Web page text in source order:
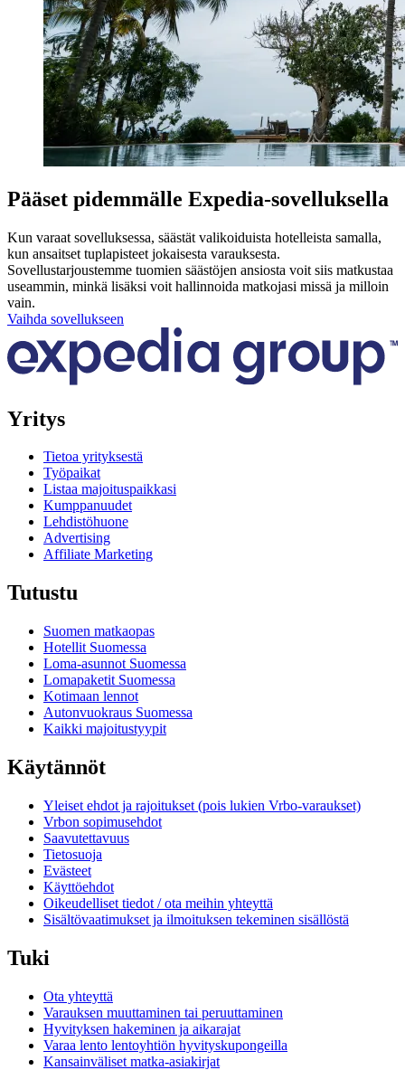
Pääset pidemmälle Expedia-sovelluksella
Kun varaat sovelluksessa, säästät valikoiduista hotelleista samalla,
kun ansaitset tuplapisteet jokaisesta varauksesta.
Sovellustarjoustemme tuomien säästöjen ansiosta voit siis matkustaa
useammin, minkä lisäksi voit hallinnoida matkojasi missä ja milloin
vain.
Vaihda sovellukseen
Yritys
Tietoa yrityksestä
Työpaikat
Listaa majoituspaikkasi
Kumppanuudet
Lehdistöhuone
Advertising
Affiliate Marketing
Tutustu
Suomen matkaopas
Hotellit Suomessa
Loma-asunnot Suomessa
Lomapaketit Suomessa
Kotimaan lennot
Autonvuokraus Suomessa
Kaikki majoitustyypit
Käytännöt
Yleiset ehdot ja rajoitukset (pois lukien Vrbo-varaukset)
Vrbon sopimusehdot
Saavutettavuus
Tietosuoja
Evästeet
Käyttöehdot
Oikeudelliset tiedot / ota meihin yhteyttä
Sisältövaatimukset ja ilmoituksen tekeminen sisällöstä
Tuki
Ota yhteyttä
Varauksen muuttaminen tai peruuttaminen
Hyvityksen hakeminen ja aikarajat
Varaa lento lentoyhtiön hyvityskupongeilla
Kansainväliset matka-asiakirjat